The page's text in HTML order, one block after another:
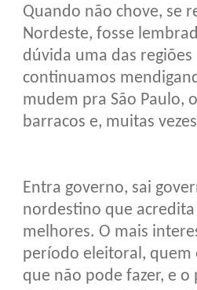
Quando não chove, se
Nordeste, fosse
dúvida uma das
continuamos
mudem pra São Paulo,
barracos e, muitas
Entra governo, sai
nordestino que
melhores. O mais
período eleitoral, quem
que não pode fazer, e o